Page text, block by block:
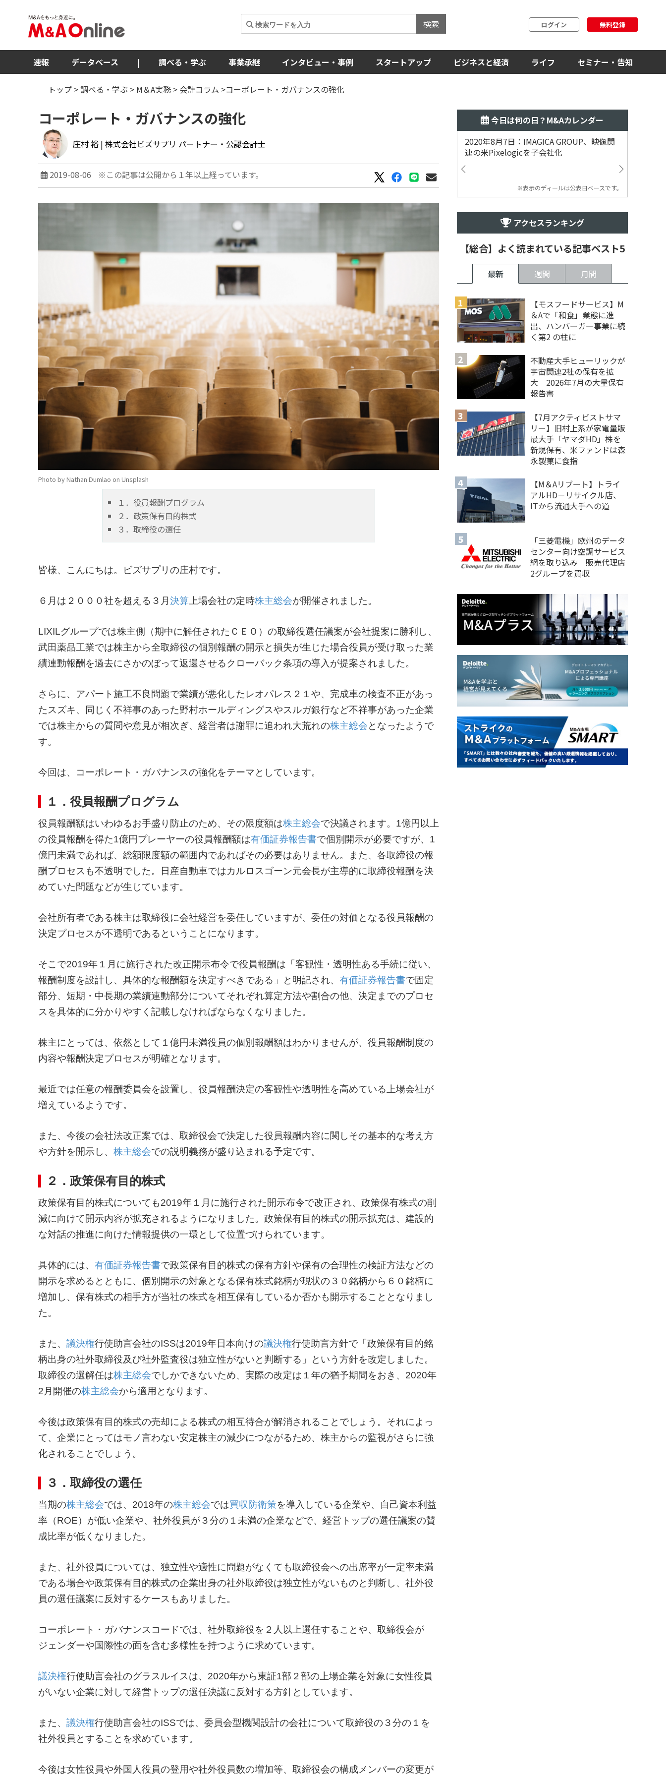
検索 ログイン 無料登録
速報 データベース | 調べる・学ぶ 事業承継 インタビュー・事例 スタートアップ ビジネスと経済 ライフ セミナー・告知
トップ >調べる・学ぶ > M＆A実務 > 会計コラム >コーポレート・ガバナンスの強化
コーポレート・ガバナンスの強化
庄村 裕 | 株式会社ビズサプリ パートナー・公認会計士
2019-08-06 ※この記事は公開から１年以上経っています。
Photo by Nathan Dumlao on Unsplash
１．役員報酬プログラム
２．政策保有目的株式
３．取締役の選任
皆様、こんにちは。ビズサプリの庄村です。
６月は２０００社を超える３月 決算上場会社の定時株主総会が開催されました。
LIXILグループでは株主側（期中に解任されたＣＥＯ）の取締役選任議案が会社提案に勝利し、
武田薬品工業では株主から全取締役の個別報酬の開示と損失が生じた場合役員が受け取った業
績連動報酬を過去にさかのぼって返還させるクローバック条項の導入が提案されました。
さらに、アパート施工不良問題で業績が悪化したレオパレス２１や、完成車の検査不正があっ
たスズキ、同じく不祥事のあった野村ホールディングスやスルガ銀行など不祥事があった企業
では株主からの質問や意見が相次ぎ、経営者は謝罪に追われ大荒れの株主総会となったようで
す。
今回は、コーポレート・ガバナンスの強化をテーマとしています。
１．役員報酬プログラム
役員報酬額はいわゆるお手盛り防止のため、その限度額は株主総会で決議されます。1億円以上
の役員報酬を得た1億円プレーヤーの役員報酬額は有価証券報告書で個別開示が必要ですが、1
億円未満であれば、総額限度額の範囲内であればその必要はありません。また、各取締役の報
酬プロセスも不透明でした。日産自動車ではカルロスゴーン元会長が主導的に取締役報酬を決
めていた問題などが生じています。
会社所有者である株主は取締役に会社経営を委任していますが、委任の対価となる役員報酬の
決定プロセスが不透明であるということになります。
そこで2019年１月に施行された改正開示布令で役員報酬は「客観性・透明性ある手続に従い、
報酬制度を設計し、具体的な報酬額を決定すべきである」と明記され、 有価証券報告書で固定
部分、短期・中長期の業績連動部分についてそれぞれ算定方法や割合の他、決定までのプロセ
スを具体的に分かりやすく記載しなければならなくなりました。
株主にとっては、依然として１億円未満役員の個別報酬額はわかりませんが、役員報酬制度の
内容や報酬決定プロセスが明確となります。
最近では任意の報酬委員会を設置し、役員報酬決定の客観性や透明性を高めている上場会社が
増えているようです。
また、今後の会社法改正案では、取締役会で決定した役員報酬内容に関しその基本的な考え方
や方針を開示し、 株主総会での説明義務が盛り込まれる予定です。
２．政策保有目的株式
政策保有目的株式についても2019年１月に施行された開示布令で改正され、政策保有株式の削
減に向けて開示内容が拡充されるようになりました。政策保有目的株式の開示拡充は、建設的
な対話の推進に向けた情報提供の一環として位置づけられています。
具体的には、 有価証券報告書で政策保有目的株式の保有方針や保有の合理性の検証方法などの
開示を求めるとともに、個別開示の対象となる保有株式銘柄が現状の３０銘柄から６０銘柄に
増加し、保有株式の相手方が当社の株式を相互保有しているか否かも開示することとなりまし
た。
また、 議決権行使助言会社のISSは2019年日本向けの議決権行使助言方針で「政策保有目的銘
柄出身の社外取締役及び社外監査役は独立性がないと判断する」という方針を改定しました。
取締役の選解任は株主総会でしかできないため、実際の改定は１年の猶予期間をおき、2020年
2月開催の株主総会から適用となります。
今後は政策保有目的株式の売却による株式の相互待合が解消されることでしょう。それによっ
て、企業にとってはモノ言わない安定株主の減少につながるため、株主からの監視がさらに強
化されることでしょう。
３．取締役の選任
当期の株主総会では、2018年の株主総会では買収防衛策を導入している企業や、自己資本利益
率（ROE）が低い企業や、社外役員が３分の１未満の企業などで、経営トップの選任議案の賛
成比率が低くなりました。
また、社外役員については、独立性や適性に問題がなくても取締役会への出席率が一定率未満
である場合や政策保有目的株式の企業出身の社外取締役は独立性がないものと判断し、社外役
員の選任議案に反対するケースもありました。
コーポレート・ガバナンスコードでは、社外取締役を２人以上選任することや、取締役会が
ジェンダーや国際性の面を含む多様性を持つように求めています。
議決権行使助言会社のグラスルイスは、2020年から東証1部２部の上場企業を対象に女性役員
がいない企業に対して経営トップの選任決議に反対する方針としています。
また、 議決権行使助言会社のISSでは、委員会型機関設計の会社について取締役の３分の１を
社外役員とすることを求めています。
今後は女性役員や外国人役員の登用や社外役員数の増加等、取締役会の構成メンバーの変更が
今日は何の日？M&Aカレンダー
2020年8月7日：IMAGICA GROUP、映像関
連の米Pixelogicを子会社化
※表示のディールは公表日ベースです。
アクセスランキング
【総合】よく読まれている記事ベスト5
最新 週間 月間
【モスフードサービス】M
＆Aで「和食」業態に進
出、ハンバーガー事業に続
く第2 の柱に
不動産大手ヒューリックが
宇宙関連2社の保有を拡
大 2026年7月の大量保有
報告書
【7月アクティビストサマ
リー】旧村上系が家電量販
最大手「ヤマダHD」株を
新規保有、米ファンドは森
永製菓に食指
【M＆Aリブート】トライ
アルHD－リサイクル店、
ITから流通大手への道
「三菱電機」欧州のデータ
センター向け空調サービス
網を取り込み 販売代理店
2グループを買収